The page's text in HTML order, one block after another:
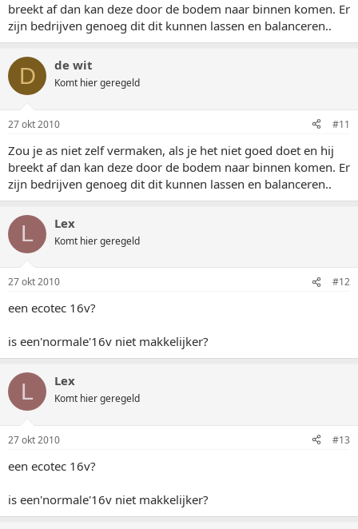
breekt af dan kan deze door de bodem naar binnen komen. Er
zijn bedrijven genoeg dit dit kunnen lassen en balanceren..
D de wit
Komt hier geregeld
27 okt 2010 #11
Zou je as niet zelf vermaken, als je het niet goed doet en hij
breekt af dan kan deze door de bodem naar binnen komen. Er
zijn bedrijven genoeg dit dit kunnen lassen en balanceren..
L Lex
Komt hier geregeld
27 okt 2010 #12
een ecotec 16v?
is een'normale'16v niet makkelijker?
L Lex
Komt hier geregeld
27 okt 2010 #13
een ecotec 16v?
is een'normale'16v niet makkelijker?